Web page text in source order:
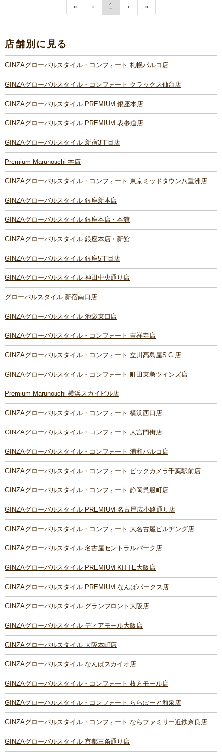
1
店舗別に見る
GINZAグローバルスタイル・コンフォート 札幌パルコ店
GINZAグローバルスタイル・コンフォート クラックス仙台店
GINZAグローバルスタイル PREMIUM 銀座本店
GINZAグローバルスタイル PREMIUM 表参道店
GINZAグローバルスタイル 新宿3丁目店
Premium Marunouchi 本店
GINZAグローバルスタイル・コンフォート 東京ミッドタウン八重洲店
GINZAグローバルスタイル 銀座新本店
GINZAグローバルスタイル 銀座本店・本館
GINZAグローバルスタイル 銀座本店・新館
GINZAグローバルスタイル 銀座5丁目店
GINZAグローバルスタイル 神田中央通り店
グローバルスタイル 新宿南口店
GINZAグローバルスタイル 池袋東口店
GINZAグローバルスタイル・コンフォート 吉祥寺店
GINZAグローバルスタイル・コンフォート 立川髙島屋S.C.店
GINZAグローバルスタイル・コンフォート 町田東急ツインズ店
Premium Marunouchi 横浜スカイビル店
GINZAグローバルスタイル・コンフォート 横浜西口店
GINZAグローバルスタイル・コンフォート 大宮門街店
GINZAグローバルスタイル・コンフォート 浦和パルコ店
GINZAグローバルスタイル・コンフォート ビックカメラ千葉駅前店
GINZAグローバルスタイル・コンフォート 静岡呉服町店
GINZAグローバルスタイル PREMIUM 名古屋広小路通り店
GINZAグローバルスタイル・コンフォート 大名古屋ビルヂング店
GINZAグローバルスタイル 名古屋セントラルパーク店
GINZAグローバルスタイル PREMIUM KITTE大阪店
GINZAグローバルスタイル PREMIUM なんばパークス店
GINZAグローバルスタイル グランフロント大阪店
GINZAグローバルスタイル ディアモール大阪店
GINZAグローバルスタイル 大阪本町店
GINZAグローバルスタイル なんばスカイオ店
GINZAグローバルスタイル・コンフォート 枚方モール店
GINZAグローバルスタイル・コンフォート ららぽーと和泉店
GINZAグローバルスタイル・コンフォート ならファミリー近鉄奈良店
GINZAグローバルスタイル 京都三条通り店